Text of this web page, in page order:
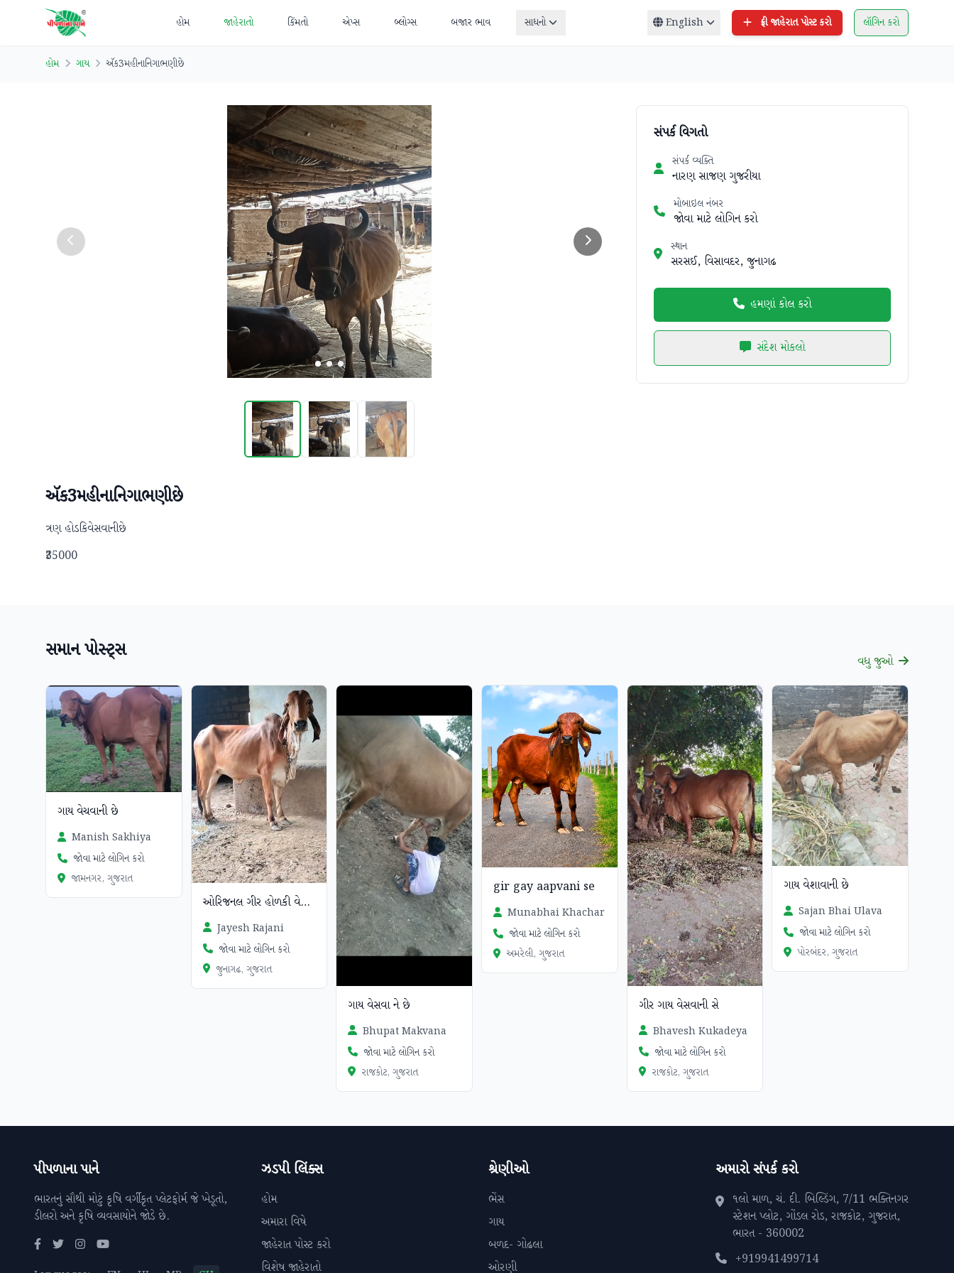
હોમ જાહેરાતો કિંમતો એપ્સ બ્લોગ્સ બજાર ભાવ સાધનો English ફ્રી જાહેરાત પોસ્ટ કરો લૉગિન કરો
હોમ ગાય ઍક3મહીનાનિગાભણીછે
ઍક3મહીનાનિગાભણીછે
ત્રણ હોડકિવેસવાનીછે
₹35000
સંપર્ક વિગતો
સંપર્ક વ્યક્તિ
નારણ સાજણ ગુજરીયા
મોબાઇલ નંબર
જોવા માટે લોગિન કરો
સ્થાન
સરસઈ, વિસાવદર, જુનાગઢ
હમણાં કોલ કરો
સંદેશ મોકલો
સમાન પોસ્ટ્સ વધુ જુઓ
ગાય વેચવાની છે
Manish Sakhiya
જોવા માટે લોગિન કરો
જામનગર, ગુજરાત
ઓરિજનલ ગીર હોળકી વેચવાની
Jayesh Rajani
જોવા માટે લોગિન કરો
જુનાગઢ, ગુજરાત
ગાય વેસવા ને છે
Bhupat Makvana
જોવા માટે લોગિન કરો
રાજકોટ, ગુજરાત
gir gay aapvani se
Munabhai Khachar
જોવા માટે લોગિન કરો
અમરેલી, ગુજરાત
ગીર ગાય વેસવાની સે
Bhavesh Kukadeya
જોવા માટે લોગિન કરો
રાજકોટ, ગુજરાત
ગાય વેશાવાની છે
Sajan Bhai Ulava
જોવા માટે લોગિન કરો
પોરબંદર, ગુજરાત
પીપળાના પાને
ભારતનું સૌથી મોટું કૃષિ વર્ગીકૃત પ્લેટફોર્મ જે ખેડૂતો,
ડીલરો અને કૃષિ વ્યવસાયોને જોડે છે.
ઝડપી લિંક્સ
હોમ
અમારા વિષે
જાહેરાત પોસ્ટ કરો
વિશેષ જાહેરાતો
શ્રેણીઓ
ભેંસ
ગાય
બળદ- ગોઢલા
ઓરણી
અમારો સંપર્ક કરો
૧લો માળ, ચં. દી. બિલ્ડિંગ, 7/11 ભક્તિનગર
સ્ટેશન પ્લોટ, ગોંડલ રોડ, રાજકોટ, ગુજરાત,
ભારત - 360002
+919941499714